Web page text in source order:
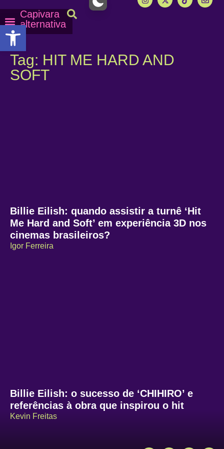
Abrir a barra de ferramentas
Capivara
alternativa
Tag: HIT ME HARD AND
SOFT
Billie Eilish: quando assistir a turnê ‘Hit
Me Hard and Soft’ em experiência 3D nos
cinemas brasileiros?
Igor Ferreira
Billie Eilish: o sucesso de ‘CHIHIRO’ e
referências à obra que inspirou o hit
Kevin Freitas